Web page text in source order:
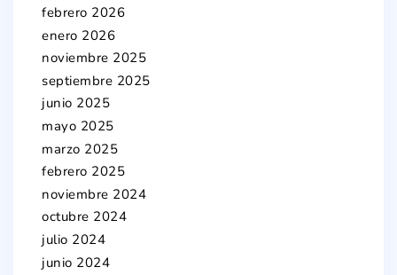
febrero 2026
enero 2026
noviembre 2025
septiembre 2025
junio 2025
mayo 2025
marzo 2025
febrero 2025
noviembre 2024
octubre 2024
julio 2024
junio 2024